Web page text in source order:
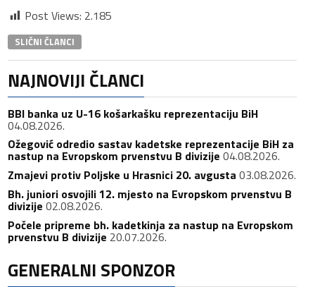
Post Views: 2.185
SLIČNI ČLANCI
NAJNOVIJI ČLANCI
BBI banka uz U-16 košarkašku reprezentaciju BiH
04.08.2026.
Ožegović odredio sastav kadetske reprezentacije BiH za
nastup na Evropskom prvenstvu B divizije 04.08.2026.
Zmajevi protiv Poljske u Hrasnici 20. avgusta 03.08.2026.
Bh. juniori osvojili 12. mjesto na Evropskom prvenstvu B
divizije 02.08.2026.
Počele pripreme bh. kadetkinja za nastup na Evropskom
prvenstvu B divizije 20.07.2026.
GENERALNI SPONZOR